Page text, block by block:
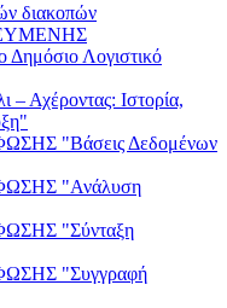
διακοπών
Λογιστικό
Ιστορία,
"Βάσεις Δεδομένων
"Ανάλυση
"Σύνταξη
"Συγγραφή